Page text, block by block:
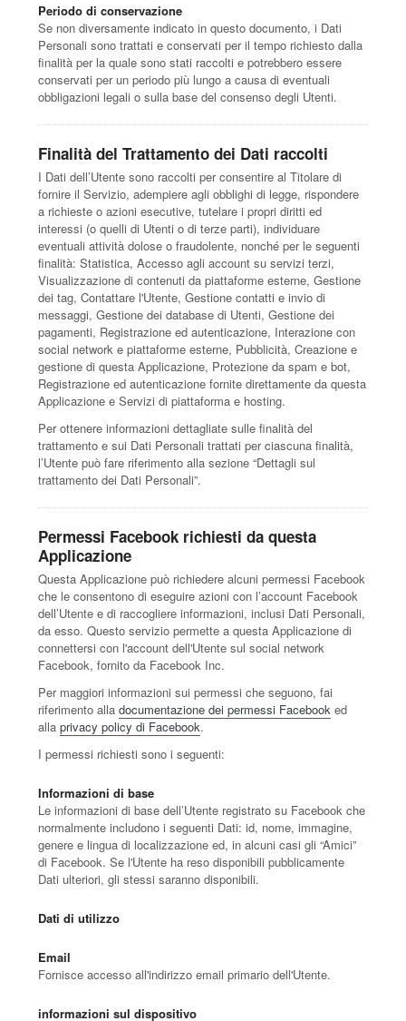
Periodo di conservazione
Se non diversamente indicato in questo documento, i Dati
Personali sono trattati e conservati per il tempo richiesto dalla
finalità per la quale sono stati raccolti e potrebbero essere
conservati per un periodo più lungo a causa di eventuali
obbligazioni legali o sulla base del consenso degli Utenti.
Finalità del Trattamento dei Dati raccolti
I Dati dell’Utente sono raccolti per consentire al Titolare di
fornire il Servizio, adempiere agli obblighi di legge, rispondere
a richieste o azioni esecutive, tutelare i propri diritti ed
interessi (o quelli di Utenti o di terze parti), individuare
eventuali attività dolose o fraudolente, nonché per le seguenti
finalità: Statistica, Accesso agli account su servizi terzi,
Visualizzazione di contenuti da piattaforme esterne, Gestione
dei tag, Contattare l'Utente, Gestione contatti e invio di
messaggi, Gestione dei database di Utenti, Gestione dei
pagamenti, Registrazione ed autenticazione, Interazione con
social network e piattaforme esterne, Pubblicità, Creazione e
gestione di questa Applicazione, Protezione da spam e bot,
Registrazione ed autenticazione fornite direttamente da questa
Applicazione e Servizi di piattaforma e hosting.
Per ottenere informazioni dettagliate sulle finalità del
trattamento e sui Dati Personali trattati per ciascuna finalità,
l’Utente può fare riferimento alla sezione “Dettagli sul
trattamento dei Dati Personali”.
Permessi Facebook richiesti da questa
Applicazione
Questa Applicazione può richiedere alcuni permessi Facebook
che le consentono di eseguire azioni con l’account Facebook
dell’Utente e di raccogliere informazioni, inclusi Dati Personali,
da esso. Questo servizio permette a questa Applicazione di
connettersi con l'account dell'Utente sul social network
Facebook, fornito da Facebook Inc.
Per maggiori informazioni sui permessi che seguono, fai
riferimento alladocumentazione dei permessi Facebook ed
allaprivacy policy di Facebook.
I permessi richiesti sono i seguenti:
Informazioni di base
Le informazioni di base dell’Utente registrato su Facebook che
normalmente includono i seguenti Dati: id, nome, immagine,
genere e lingua di localizzazione ed, in alcuni casi gli “Amici”
di Facebook. Se l'Utente ha reso disponibili pubblicamente
Dati ulteriori, gli stessi saranno disponibili.
Dati di utilizzo
Email
Fornisce accesso all'indirizzo email primario dell'Utente.
informazioni sul dispositivo